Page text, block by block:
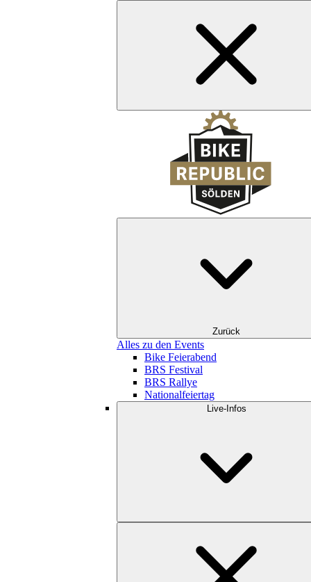
Zurück
Alles zu den Events
Bike Feierabend
BRS Festival
BRS Rallye
Nationalfeiertag
Live-Infos